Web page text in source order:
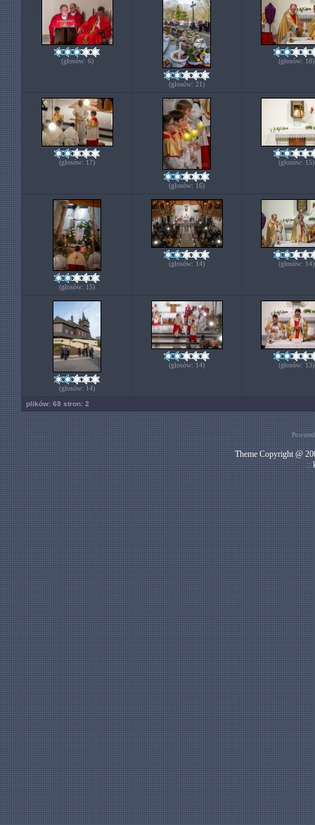
(głosów: 6)
(głosów: 21)
(głosów: 18)
(głosów: 17)
(głosów: 16)
(głosów: 15)
(głosów: 15)
(głosów: 14) (głosów: 14)
(głosów: 14)
(głosów: 14) (głosów: 13)
plików: 68 stron: 2
Theme Copyright @
::